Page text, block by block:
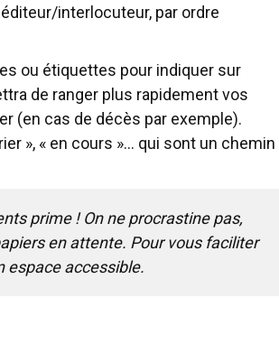
interlocuteur, par ordre
ou étiquettes pour indiquer sur
de ranger plus rapidement vos
(en cas de décès par exemple).
», « en cours »… qui sont un chemin
prime ! On ne procrastine pas,
en attente. Pour vous faciliter
espace accessible.